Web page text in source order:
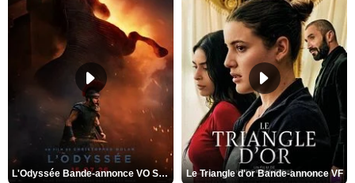
L'Odyssée Bande-annonce VO STFR Le Triangle d'or Bande-annonce VF